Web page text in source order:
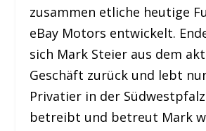
zusammen etliche heutige
eBay Motors entwickelt.
sich Mark Steier aus dem
Geschäft zurück und lebt
Privatier in der
betreibt und betreut Mark